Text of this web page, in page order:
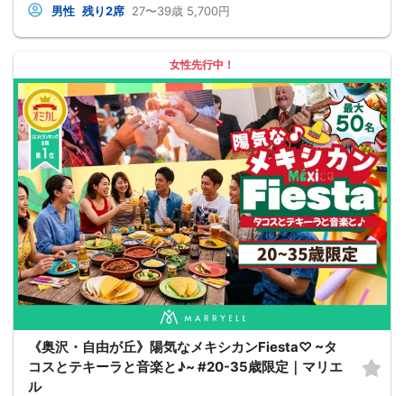
男性 残り2席 27〜39歳 5,700円
女性先行中！
《奥沢・自由が丘》陽気なメキシカンFiesta♡ ~タ
コスとテキーラと音楽と♪~ #20-35歳限定｜マリエ
ル